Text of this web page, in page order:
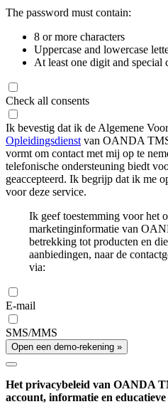
The password must contain:
8 or more characters
Uppercase and lowercase
At least one digit and special
Check all consents
Ik bevestig dat ik de Algemene
Opleidingsdienst van OANDA
vormt om contact met mij op te
telefonische ondersteuning biedt
geaccepteerd. Ik begrijp dat ik me
voor deze service.
Ik geef toestemming voor het
marketinginformatie van
betrekking tot producten en
aanbiedingen, naar de
via:
E-mail
SMS/MMS
Open een demo-rekening »
Het privacybeleid van OANDA
account, informatie en